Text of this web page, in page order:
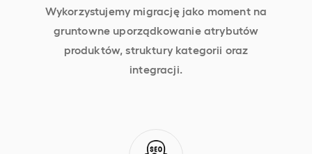
Wykorzystujemy migrację jako moment na
gruntowne uporządkowanie atrybutów
produktów, struktury kategorii oraz
integracji.